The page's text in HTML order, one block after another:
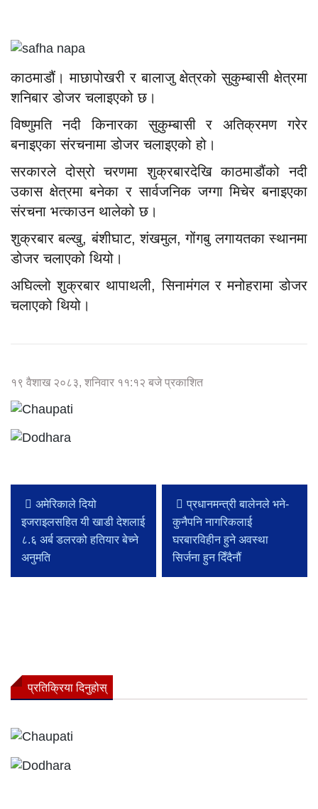
काठमाडौं। माछापोखरी र बालाजु क्षेत्रको सुकुम्बासी क्षेत्रमा
शनिबार डोजर चलाइएको छ।
विष्णुमति नदी किनारका सुकुम्बासी र अतिक्रमण गरेर
बनाइएका संरचनामा डोजर चलाइएको हो।
सरकारले दोस्रो चरणमा शुक्रबारदेखि काठमाडौंको नदी
उकास क्षेत्रमा बनेका र सार्वजनिक जग्गा मिचेर बनाइएका
संरचना भत्काउन थालेको छ।
शुक्रबार बल्खु, बंशीघाट, शंखमुल, गोंगबु लगायतका स्थानमा
डोजर चलाएको थियो।
अघिल्लो शुक्रबार थापाथली, सिनामंगल र मनोहरामा डोजर
चलाएको थियो।
१९ वैशाख २०८३, शनिवार ११:१२ बजे प्रकाशित
अमेरिकाले दियो
इजराइलसहित यी खाडी देशलाई
८.६ अर्ब डलरको हतियार बेच्ने
अनुमति
प्रधानमन्त्री बालेनले भने-
कुनैपनि नागरिकलाई
घरबारविहीन हुने अवस्था
सिर्जना हुन दिँदैनौं
प्रतिक्रिया दिनुहोस्